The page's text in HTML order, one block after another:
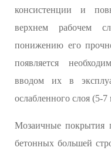
консистенции и
верхнем рабочем
понижению его
появляется
вводом их в
ослабленного слоя (5-
Мозаичные покрытия
бетонных большей